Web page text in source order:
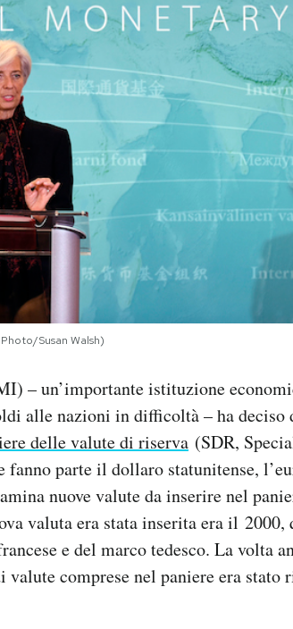
Susan Walsh)
– un’importante istituzione
alle nazioni in difficoltà – ha deciso
delle valute di riserva (SDR,
parte il dollaro statunitense,
nuove valute da inserire nel
valuta era stata inserita era il 2000,
e del marco tedesco. La volta
comprese nel paniere era stato